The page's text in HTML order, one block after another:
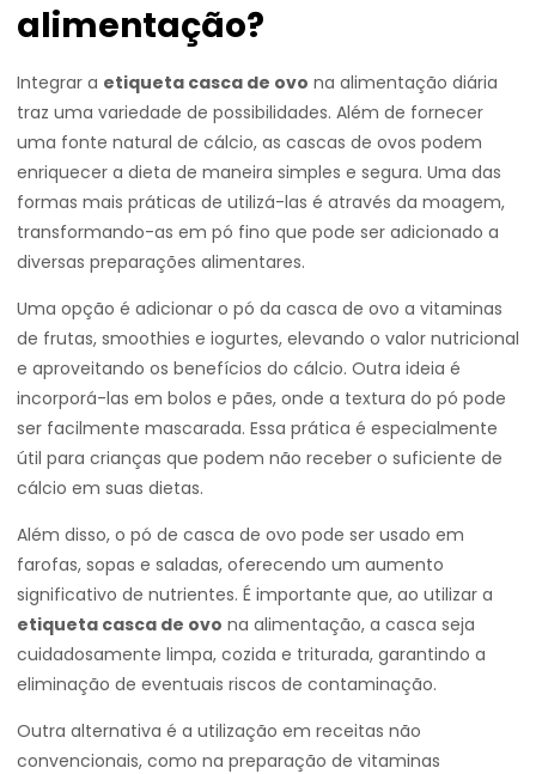
alimentação?
Integrar a etiqueta casca de ovo na alimentação diária
traz uma variedade de possibilidades. Além de fornecer
uma fonte natural de cálcio, as cascas de ovos podem
enriquecer a dieta de maneira simples e segura. Uma das
formas mais práticas de utilizá-las é através da moagem,
transformando-as em pó fino que pode ser adicionado a
diversas preparações alimentares.
Uma opção é adicionar o pó da casca de ovo a vitaminas
de frutas, smoothies e iogurtes, elevando o valor nutricional
e aproveitando os benefícios do cálcio. Outra ideia é
incorporá-las em bolos e pães, onde a textura do pó pode
ser facilmente mascarada. Essa prática é especialmente
útil para crianças que podem não receber o suficiente de
cálcio em suas dietas.
Além disso, o pó de casca de ovo pode ser usado em
farofas, sopas e saladas, oferecendo um aumento
significativo de nutrientes. É importante que, ao utilizar a
etiqueta casca de ovo na alimentação, a casca seja
cuidadosamente limpa, cozida e triturada, garantindo a
eliminação de eventuais riscos de contaminação.
Outra alternativa é a utilização em receitas não
convencionais, como na preparação de vitaminas